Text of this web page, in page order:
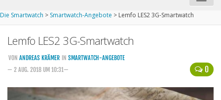
Startseite
Aktuelle Smartwatches im Test
Kommende Smartwatches
Handytarife
Die Smartwatch > Smartwatch-Angebote > Lemfo LES2 3G-Smartwatch
Lemfo LES2 3G-Smartwatch
0
VON ANDREAS KRÄMER IN SMARTWATCH-ANGEBOTE
— 2 AUG. 2018 UM 10:31—